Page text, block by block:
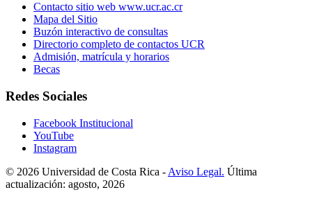
Contacto sitio web www.ucr.ac.cr
Mapa del Sitio
Buzón interactivo de consultas
Directorio completo de contactos UCR
Admisión, matrícula y horarios
Becas
Redes Sociales
Facebook Institucional
YouTube
Instagram
© 2026 Universidad de Costa Rica - Aviso Legal. Última
actualización: agosto, 2026